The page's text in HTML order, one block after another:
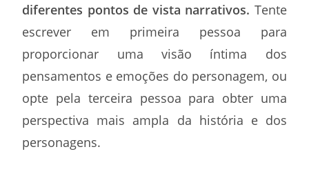
diferentes pontos de vista narrativos. Tente
escrever em primeira pessoa para
proporcionar uma visão íntima dos
pensamentos e emoções do personagem, ou
opte pela terceira pessoa para obter uma
perspectiva mais ampla da história e dos
personagens.